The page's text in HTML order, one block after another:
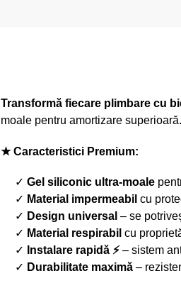
Transformă fiecare plimbare cu
moale pentru amortizare superioară.
★ Caracteristici Premium:
✓ Gel siliconic ultra-moale
✓ Material impermeabil cu
✓ Design universal – se
✓ Material respirabil cu
✓
Instalare rapidă ⚡– sistem
✓ Durabilitate maximă–